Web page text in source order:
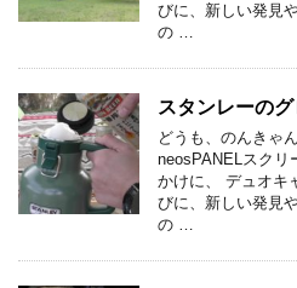
びに、新しい発見
の …
スタンレーの
どうも、のんきゃ
neosPANELスクリ
かけに、 デュオキ
びに、新しい発見
の …